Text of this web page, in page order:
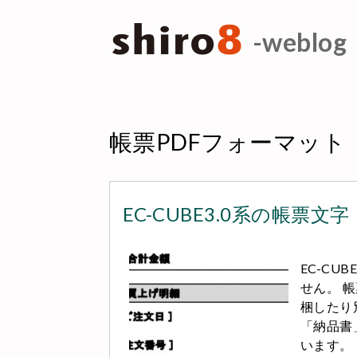
-weblog
帳票PDFフォーマット
EC-CUBE3.0系の帳票文字
EC-
せん。
梱したり
「納品
います。